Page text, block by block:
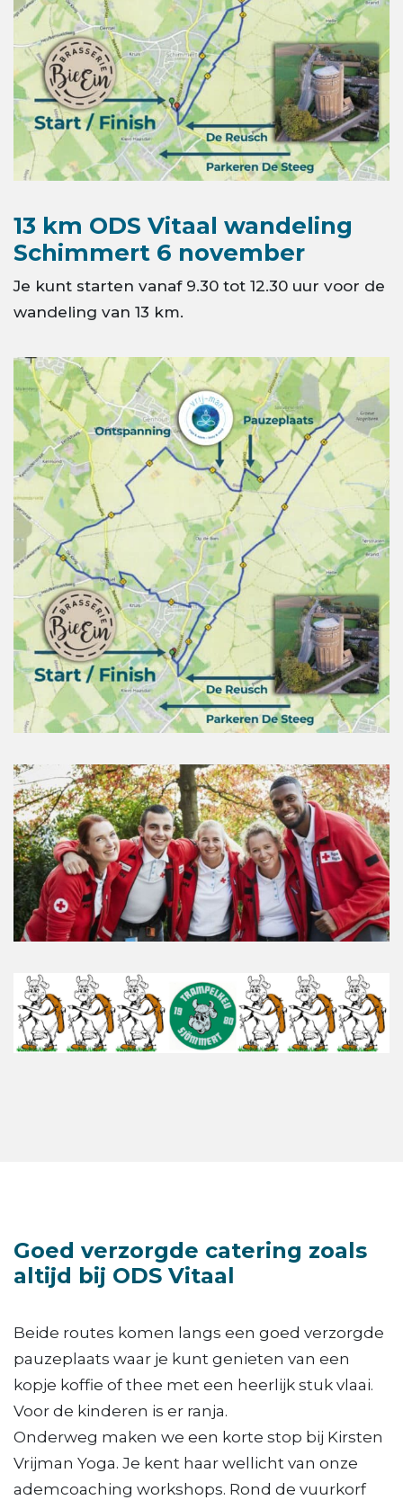
13 km ODS Vitaal wandeling
Schimmert 6 november
Je kunt starten vanaf 9.30 tot 12.30 uur voor de
wandeling van 13 km.
Goed verzorgde catering zoals
altijd bij ODS Vitaal
Beide routes komen langs een goed verzorgde
pauzeplaats waar je kunt genieten van een
kopje koffie of thee met een heerlijk stuk vlaai.
Voor de kinderen is er ranja.
Onderweg maken we een korte stop bij Kirsten
Vrijman Yoga. Je kent haar wellicht van onze
ademcoaching workshops. Rond de vuurkorf